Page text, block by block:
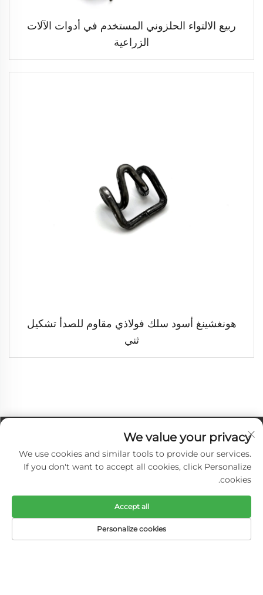
ربيع الالتواء الحلزوني المستخدم في أدوات الآلات
الزراعية
هونغشينغ أسود سلك فولاذي مقاوم للصدأ تشكيل
ثني
We value your privacy
We use cookies and similar tools to provide our services.
If you don't want to accept all cookies, click Personalize
cookies.
Personalize cookies
Accept all